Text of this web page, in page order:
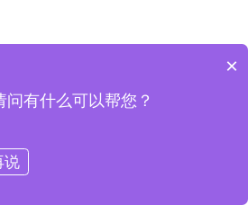
×
有什么可以帮您？
说